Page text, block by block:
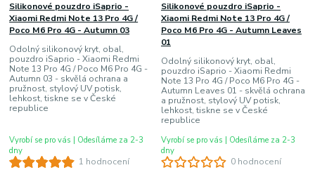
1 hodnocení
Silikonové pouzdro iSaprio -
Xiaomi Redmi Note 13 Pro 4G /
Poco M6 Pro 4G - Autumn 03
Odolný silikonový kryt, obal,
pouzdro iSaprio - Xiaomi Redmi
Note 13 Pro 4G / Poco M6 Pro 4G -
Autumn 03 - skvělá ochrana a
pružnost, stylový UV potisk,
lehkost, tiskne se v České
republice
Vyrobí se pro vás | Odesíláme za 2-3
dny
0 hodnocení
Silikonové pouzdro iSaprio -
Xiaomi Redmi Note 13 Pro 4G /
Poco M6 Pro 4G - Autumn Leaves
01
Odolný silikonový kryt, obal,
pouzdro iSaprio - Xiaomi Redmi
Note 13 Pro 4G / Poco M6 Pro 4G -
Autumn Leaves 01 - skvělá ochrana
a pružnost, stylový UV potisk,
lehkost, tiskne se v České
republice
Vyrobí se pro vás | Odesíláme za 2-3
dny